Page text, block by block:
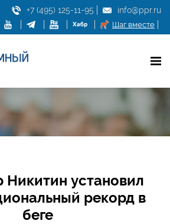
+7 (495) 125-11-95 info@ppr.ru
Шаг вместе
установил
рекорд в
беге